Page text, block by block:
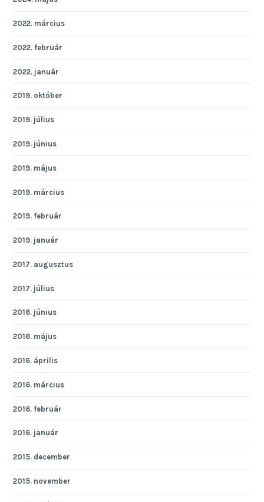
2022. március
2022. február
2022. január
2019. október
2019. július
2019. június
2019. május
2019. március
2019. február
2019. január
2017. augusztus
2017. július
2016. június
2016. május
2016. április
2016. március
2016. február
2016. január
2015. december
2015. november